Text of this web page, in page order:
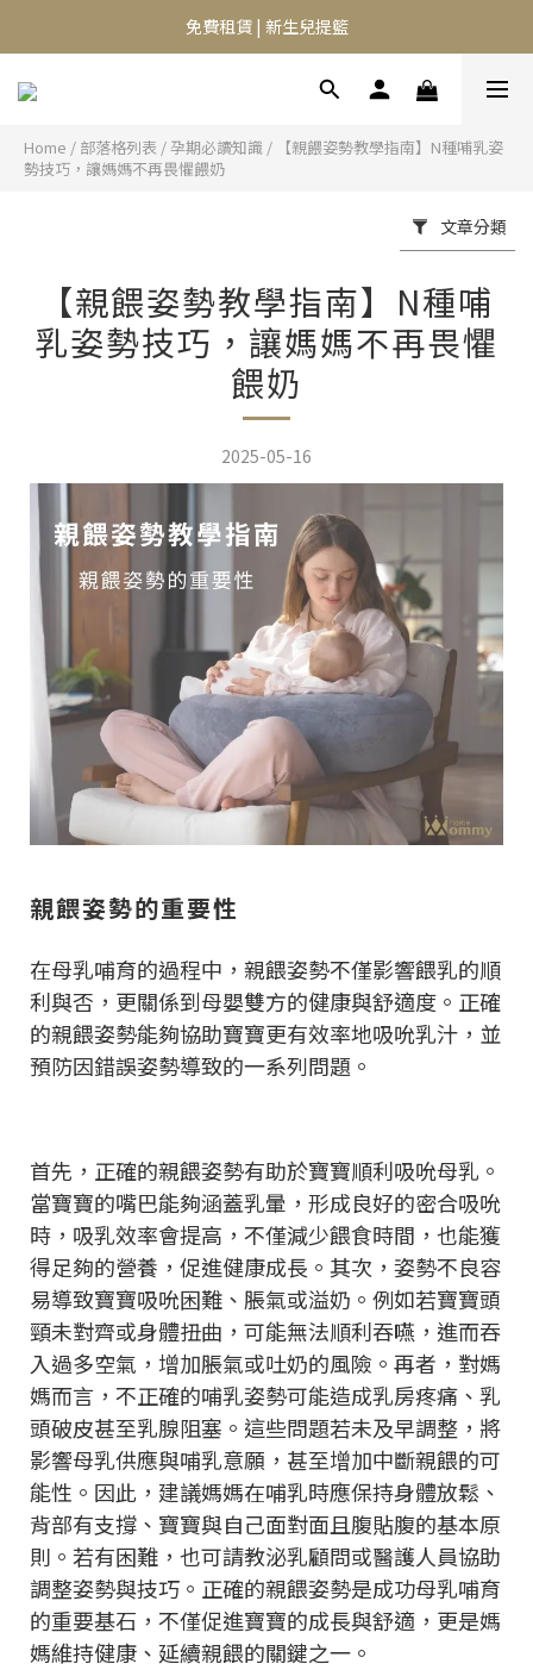
⭐️異膚救星 10天體驗活動⭐️
免費租賃 | 新生兒提籃
⭐️異膚救星 10天體驗活動⭐️
Home / 部落格列表 /孕期必讀知識 /
【親餵姿勢教學指南】N種哺乳姿
勢技巧，讓媽媽不再畏懼餵奶
文章分類
【親餵姿勢教學指南】N種哺
乳姿勢技巧，讓媽媽不再畏懼
餵奶
2025-05-16
親餵姿勢的重要性
在母乳哺育的過程中，親餵姿勢不僅影響餵乳的順
利與否，更關係到母嬰雙方的健康與舒適度。正確
的親餵姿勢能夠協助寶寶更有效率地吸吮乳汁，並
預防因錯誤姿勢導致的一系列問題。
首先，正確的親餵姿勢有助於寶寶順利吸吮母乳。
當寶寶的嘴巴能夠涵蓋乳暈，形成良好的密合吸吮
時，吸乳效率會提高，不僅減少餵食時間，也能獲
得足夠的營養，促進健康成長。其次，姿勢不良容
易導致寶寶吸吮困難、脹氣或溢奶。例如若寶寶頭
頸未對齊或身體扭曲，可能無法順利吞嚥，進而吞
入過多空氣，增加脹氣或吐奶的風險。再者，對媽
媽而言，不正確的哺乳姿勢可能造成乳房疼痛、乳
頭破皮甚至乳腺阻塞。這些問題若未及早調整，將
影響母乳供應與哺乳意願，甚至增加中斷親餵的可
能性。因此，建議媽媽在哺乳時應保持身體放鬆、
背部有支撐、寶寶與自己面對面且腹貼腹的基本原
則。若有困難，也可請教泌乳顧問或醫護人員協助
調整姿勢與技巧。正確的親餵姿勢是成功母乳哺育
的重要基石，不僅促進寶寶的成長與舒適，更是媽
媽維持健康、延續親餵的關鍵之一。